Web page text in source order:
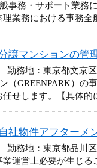
事務・サポート業務
理業務における事務
譲マンションの管
務地：東京都文京区
（GREENPARK）の
任せします。【具体
社物件アフターメ
務地：東京都品川区
運営上必要が生じる